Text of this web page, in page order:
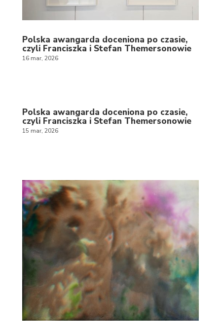
Polska awangarda doceniona po czasie,
czyli Franciszka i Stefan Themersonowie
16 mar, 2026
Polska awangarda doceniona po czasie,
czyli Franciszka i Stefan Themersonowie
15 mar, 2026